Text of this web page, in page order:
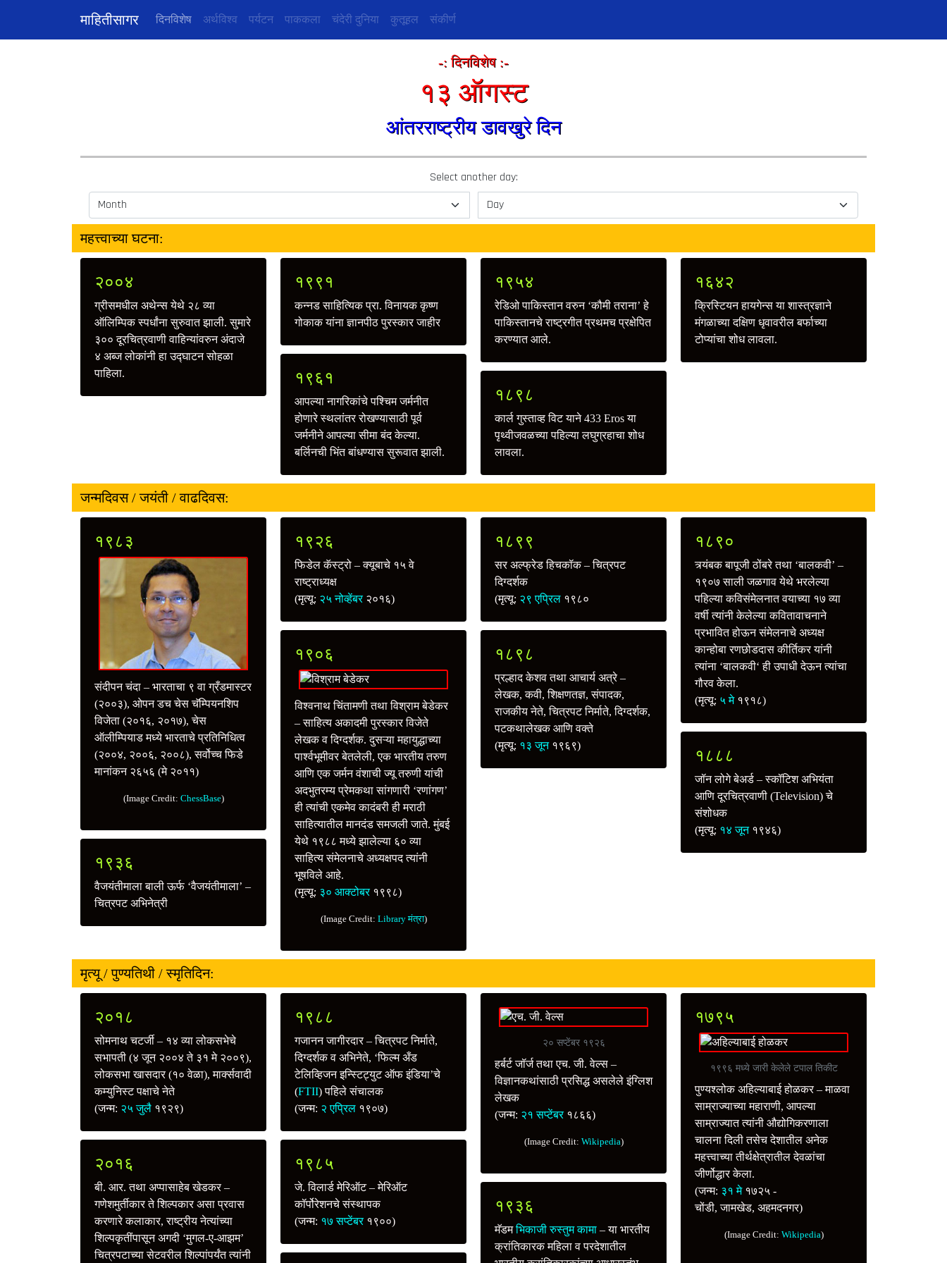
माहितीसागर दिनविशेष(current)
अर्थविश्व पर्यटन पाककला चंदेरी दुनिया कुतूहल संकीर्ण
-: दिनविशेष :-
१३ ऑगस्ट
आंतरराष्ट्रीय डावखुरे दिन
Select another day:
महत्त्वाच्या घटना:
२००४
ग्रीसमधील अथेन्स येथे २८ व्या
ऑलिम्पिक स्पर्धांना सुरुवात झाली. सुमारे
३०० दूरचित्रवाणी वाहिन्यांवरुन अंदाजे
४ अब्ज लोकांनी हा उद्‍घाटन सोहळा
पाहिला.
१९९१
कन्नड साहित्यिक प्रा. विनायक कृष्ण
गोकाक यांना ज्ञानपीठ पुरस्कार जाहीर
१९६१
आपल्या नागरिकांचे पश्चिम जर्मनीत
होणारे स्थलांतर रोखण्यासाठी पूर्व
जर्मनीने आपल्या सीमा बंद केल्या.
बर्लिनची भिंत बांधण्यास सुरूवात झाली.
१९५४
रेडिओ पाकिस्तान वरुन ‘कौमी तराना’ हे
पाकिस्तानचे राष्ट्रगीत प्रथमच प्रक्षेपित
करण्यात आले.
१८९८
कार्ल गुस्ताव्ह विट याने 433 Eros या
पृथ्वीजवळच्या पहिल्या लघुग्रहाचा शोध
लावला.
१६४२
क्रिस्टियन हायगेन्स या शास्त्रज्ञाने
मंगळाच्या दक्षिण धृवावरील बर्फाच्या
टोप्यांचा शोध लावला.
जन्मदिवस / जयंती / वाढदिवस:
१९८३
संदीपन चंदा – भारताचा ९ वा ग्रँडमास्टर
(२००३), ओपन डच चेस चॅम्पियनशिप
विजेता (२०१६, २०१७), चेस
ऑलीम्पियाड मध्ये भारताचे प्रतिनिधित्व
(२००४, २००६, २००८), सर्वोच्च फिडे
मानांकन २६५६ (मे २०११)
(Image Credit: ChessBase)
१९३६
वैजयंतीमाला बाली ऊर्फ ‘वैजयंतीमाला’ –
चित्रपट अभिनेत्री
१९२६
फिडेल कॅस्ट्रो – क्यूबाचे १५ वे
राष्ट्राध्यक्ष
(मृत्यू: २५ नोव्हेंबर२०१६)
१९०६
विश्वनाथ चिंतामणी तथा विश्राम बेडेकर
– साहित्य अकादमी पुरस्कार विजेते
लेखक व दिग्दर्शक. दुसऱ्या महायुद्धाच्या
पार्श्वभूमीवर बेतलेली, एक भारतीय तरुण
आणि एक जर्मन वंशाची ज्यू तरुणी यांची
अदभुतरम्य प्रेमकथा सांगणारी ‘रणांगण’
ही त्यांची एकमेव कादंबरी ही मराठी
साहित्यातील मानदंड समजली जाते. मुंबई
येथे १९८८ मध्ये झालेल्या ६० व्या
साहित्य संमेलनाचे अध्यक्षपद त्यांनी
भूषविले आहे.
(मृत्यू: ३० आक्टोबर१९९८)
(Image Credit: Library मंत्रा)
१८९९
सर अल्फ्रेड हिचकॉक – चित्रपट
दिग्दर्शक
(मृत्यू: २९ एप्रिल १९८०
१८९८
प्रल्हाद केशव तथा आचार्य अत्रे –
लेखक, कवी, शिक्षणतज्ञ, संपादक,
राजकीय नेते, चित्रपट निर्माते, दिग्दर्शक,
पटकथालेखक आणि वक्ते
(मृत्यू: १३ जून१९६९)
१८९०
त्र्यंबक बापूजी ठोंबरे तथा ‘बालकवी’ –
१९०७ साली जळगाव येथे भरलेल्या
पहिल्या कविसंमेलनात वयाच्या १७ व्या
वर्षी त्यांनी केलेल्या कवितावाचनाने
प्रभावित होऊन संमेलनाचे अध्यक्ष
कान्होबा रणछोडदास कीर्तिकर यांनी
त्यांना ‘बालकवी‘ ही उपाधी देऊन त्यांचा
गौरव केला.
(मृत्यू: ५ मे१९१८)
१८८८
जॉन लोगे बेअर्ड – स्कॉटिश अभियंता
आणि दूरचित्रवाणी (Television) चे
संशोधक
(मृत्यू: १४ जून१९४६)
मृत्यू / पुण्यतिथी / स्मृतिदिन:
२०१८
सोमनाथ चटर्जी – १४ व्या लोकसभेचे
सभापती (४ जून २००४ ते ३१ मे २००९),
लोकसभा खासदार (१० वेळा), मार्क्सवादी
कम्युनिस्ट पक्षाचे नेते
(जन्म: २५ जुलै १९२९)
२०१६
बी. आर. तथा अप्पासाहेब खेडकर –
गणेशमुर्तीकार ते शिल्पकार असा प्रवास
करणारे कलाकार, राष्ट्रीय नेत्यांच्या
शिल्पकृतींपासून अगदी ‘मुगल-ए-आझम’
चित्रपटाच्या सेटवरील शिल्पांपर्यंत त्यांनी
१९८८
गजानन जागीरदार – चित्रपट निर्माते,
दिग्दर्शक व अभिनेते, ‘फिल्म अँड
टेलिव्हिजन इन्स्टिट्युट ऑफ इंडिया’चे
(FTII) पहिले संचालक
(जन्म: २ एप्रिल १९०७)
१९८५
जे. विलार्ड मेरिऑट – मेरिऑट
कॉर्पोरेशनचे संस्थापक
(जन्म: १७ सप्टेंबर१९००)
२० सप्टेंबर १९२६
हर्बर्ट जॉर्ज तथा एच. जी. वेल्स –
विज्ञानकथांसाठी प्रसिद्ध असलेले इंग्लिश
लेखक
(जन्म: २१ सप्टेंबर१८६६)
(Image Credit: Wikipedia)
१९३६
मॅडमभिकाजी रुस्तुम कामा – या भारतीय
क्रांतिकारक महिला व परदेशातील
१७९५
१९९६ मध्ये जारी केलेले टपाल तिकीट
पुण्यश्लोक अहिल्याबाई होळकर – माळवा
साम्राज्याच्या महाराणी, आपल्या
साम्राज्यात त्यांनी औद्योगिकरणाला
चालना दिली तसेच देशातील अनेक
महत्त्वाच्या तीर्थक्षेत्रातील देवळांचा
जीर्णोद्धार केला.
(जन्म: ३१ मे१७२५ -
चोंडी, जामखेड, अहमदनगर)
(Image Credit: Wikipedia)